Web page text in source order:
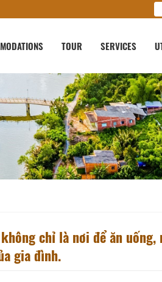
TOUR SERVICES
chỉ là nơi để ăn
gia đình.